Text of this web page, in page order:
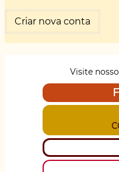
Visite